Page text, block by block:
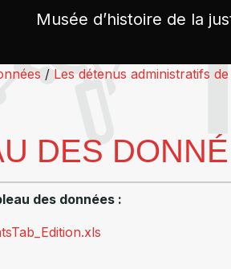
Musée d’histoire de la
/ Les détenus administratifs
DES
des données :
cookies